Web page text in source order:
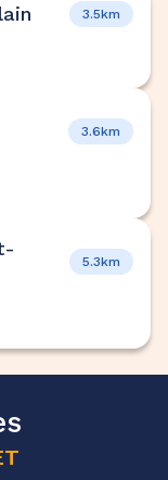
3.5km
3.6km
5.3km